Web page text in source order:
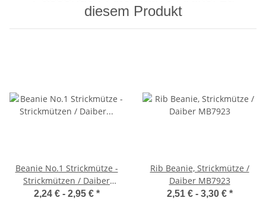
diesem Produkt
Beanie No.1 Strickmütze -
Strickmützen / Daiber
MB7580
2,24 € - 2,95 € *
Rib Beanie, Strickmütze /
Daiber MB7923
2,51 € - 3,30 € *